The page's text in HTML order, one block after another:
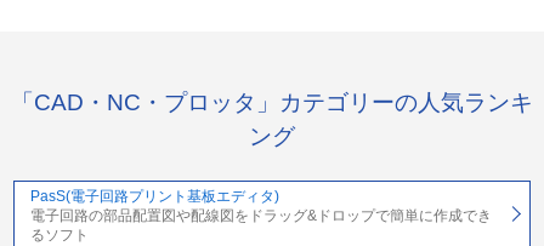
「CAD・NC・プロッタ」カテゴリーの人気ランキ
ング
PasS(電子回路プリント基板エディタ)
電子回路の部品配置図や配線図をドラッグ&ドロップで簡単に作成でき
るソフト